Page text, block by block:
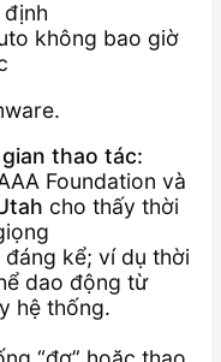
không bao giờ
thao tác:
Foundation và
cho thấy thời
kể; ví dụ thời
dao động từ
hệ thống.